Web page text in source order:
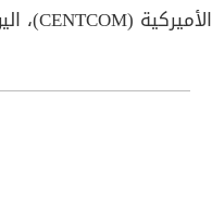
الأميركية (CENTCOM)، اليوم الخميس.